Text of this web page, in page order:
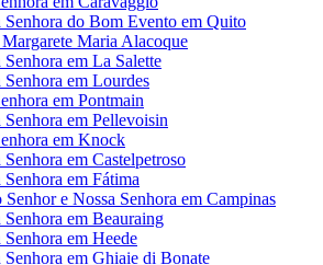
Senhora do Bom Evento em Quito
Maria Alacoque
em La Salette
em Lourdes
em Pontmain
em Pellevoisin
em Knock
em Castelpetroso
em Fátima
e Nossa Senhora em Campinas
em Beauraing
em Heede
em Ghiaie di Bonate